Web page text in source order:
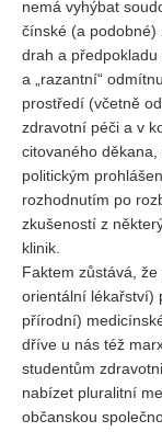
nemá vyhýbat
čínské (a podobné)
drah a předpokladu
a „razantní“
prostředí (včetně
zdravotní péči a v
citovaného
politickým
rozhodnutím po
zkušeností z
klinik.
Faktem zůstává,
orientální lékařství)
přírodní)
dříve u nás též
studentům
nabízet pluralitní
občanskou